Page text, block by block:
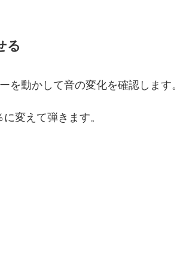
る
を動かして音の変化を確認します。
変えて弾きます。